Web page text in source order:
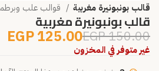
قالب بونبونيرة مغربية
قالب بونبونيرة مغربية
150.00
EGP
125.00
EGP
غير متوفر في المخزون